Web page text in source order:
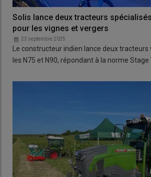
Solis lance deux tracteurs
pour les vignes et vergers
23 septembre 2025
Le constructeur indien lance deux
les N75 et N90, répondant à la norme Stage